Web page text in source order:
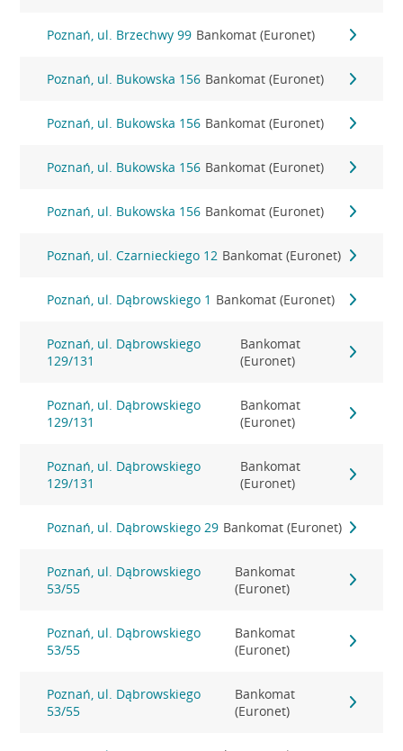
Poznań, ul. Brzechwy 99 Bankomat (Euronet)
Poznań, ul. Bukowska 156 Bankomat (Euronet)
Poznań, ul. Bukowska 156 Bankomat (Euronet)
Poznań, ul. Bukowska 156 Bankomat (Euronet)
Poznań, ul. Bukowska 156 Bankomat (Euronet)
Poznań, ul. Czarnieckiego 12 Bankomat (Euronet)
Poznań, ul. Dąbrowskiego 1 Bankomat (Euronet)
Poznań, ul. Dąbrowskiego
129/131
Bankomat
(Euronet)
Poznań, ul. Dąbrowskiego
129/131
Bankomat
(Euronet)
Poznań, ul. Dąbrowskiego
129/131
Bankomat
(Euronet)
Poznań, ul. Dąbrowskiego 29 Bankomat (Euronet)
Poznań, ul. Dąbrowskiego
53/55
Bankomat
(Euronet)
Poznań, ul. Dąbrowskiego
53/55
Bankomat
(Euronet)
Poznań, ul. Dąbrowskiego
53/55
Bankomat
(Euronet)